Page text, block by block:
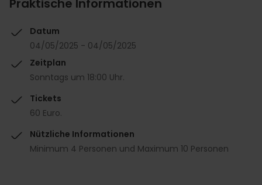
Praktische Informationen
Datum
04/05/2025 - 04/05/2025
Zeitplan
Sonntags um 18:00 Uhr.
Tickets
60 Euro.
Nützliche Informationen
Minimum 4 Personen und Maximum 10 Personen